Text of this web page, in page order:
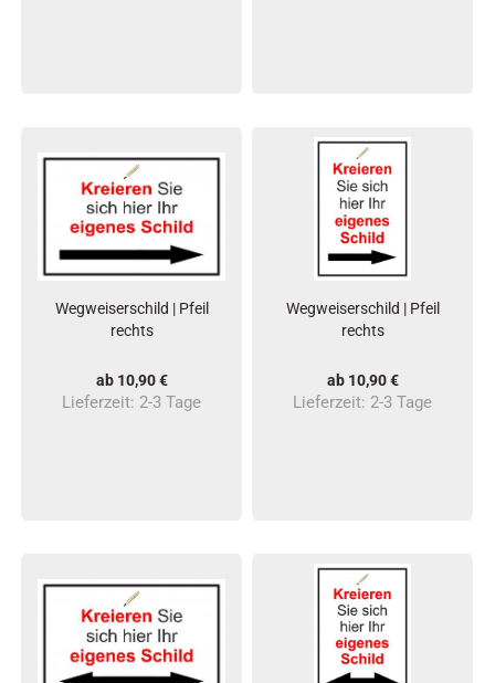
Wegweiserschild | Pfeil
rechts
ab 10,90 €
Lieferzeit: 2-3 Tage
Wegweiserschild | Pfeil
rechts
ab 10,90 €
Lieferzeit: 2-3 Tage